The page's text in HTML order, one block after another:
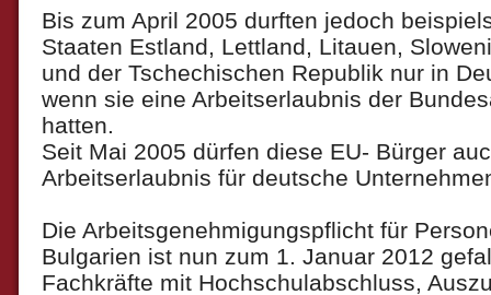
Bis zum April 2005 durften jedoch
Staaten Estland, Lettland, Litauen,
und der Tschechischen Republik nur in
wenn sie eine Arbeitserlaubnis der
hatten.
Seit Mai 2005 dürfen diese EU- Bürger
Arbeitserlaubnis für deutsche
Die Arbeitsgenehmigungspflicht für
Bulgarien ist nun zum 1. Januar 2012
Fachkräfte mit Hochschulabschluss,